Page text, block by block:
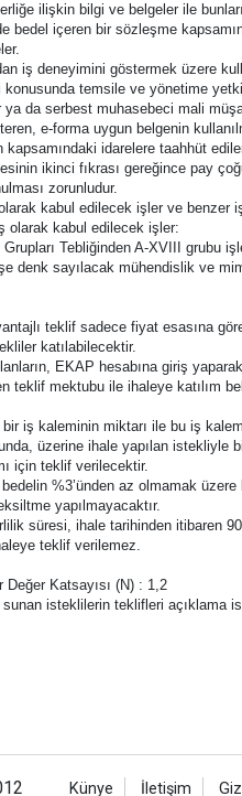
ilişkin bilgi ve belgeler ile
bedel içeren bir sözleşme
iş deneyimini göstermek üzere
temsile ve yönetime
da serbest muhasebeci mali
e-forma uygun belgenin
kapsamındaki idarelere taahhüt
ikinci fıkrası gereğince pay
zorunludur.
kabul edilecek işler ve benzer
olarak kabul edilecek işler:
Tebliğinden A-XVIII grubu
denk sayılacak mühendislik ve
teklif sadece fiyat esasına
katılabilecektir.
EKAP hesabına giriş
teklif mektubu ile ihaleye katılım
iş kaleminin miktarı ile bu iş
üzerine ihale yapılan istekliyle
için teklif verilecektir.
%3’ünden az olmamak
yapılmayacaktır.
süresi, ihale tarihinden itibaren
teklif verilemez.
Değer Katsayısı (N) : 1,2
sunan isteklilerin teklifleri açıklama
Künye İletişim